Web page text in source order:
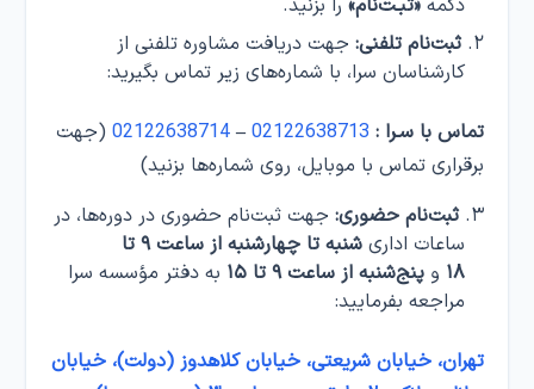
ثبت‌نام تلفنی: جهت دریافت مشاوره تلفنی از
کارشناسان سرا، با شماره‌های زیر تماس بگیرید:
تماس با سـرا : 02122638713
–
02122638714 (جهت
برقراری تماس با موبایل، روی شماره‌ها بزنید)
ثبت‌نام حضوری: جهت ثبت‌نام حضوری در دوره‌ها، در
ساعات اداری
شنبه تا چهارشنبه از ساعت ۹ تا
۱۸ وپنج‌شنبه از ساعت ۹ تا ۱۵
به دفتر مؤسسه سرا
مراجعه بفرمایید:
تهران، خیابان شریعتی، خیابان کلاهدوز (دولت)، خیابان